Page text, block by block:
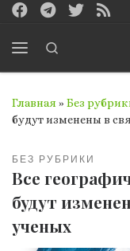
Перейти к
Главная » Без
будут изменены в
БЕЗ РУБРИКИ
Все
будут
ученых